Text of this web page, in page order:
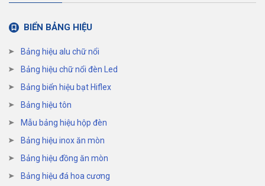
BIỂN BẢNG HIỆU
Bảng hiệu alu chữ nổi
Bảng hiệu chữ nổi đèn Led
Bảng biển hiệu bạt Hiflex
Bảng hiệu tôn
Mẫu bảng hiệu hộp đèn
Bảng hiệu inox ăn mòn
Bảng hiệu đồng ăn mòn
Bảng hiệu đá hoa cương